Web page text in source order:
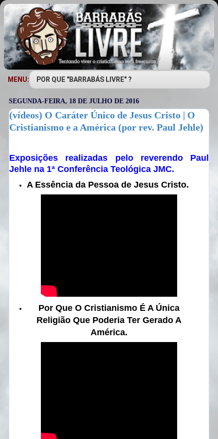
MENU:
SEGUNDA-FEIRA, 18 DE JULHO DE 2016
(vídeos) O Caráter Único de Jesus Cristo | O
Cristianismo e a América (por rev. Paul Jehle)
Exposições realizadas pelo reverendo Paul
Jehle na 1ª Conferência Teológica JMC.
A Essência da Pessoa de Jesus Cristo.
Por Que O Cristianismo É A Única
Religião Que Poderia Ter Gerado A
América.